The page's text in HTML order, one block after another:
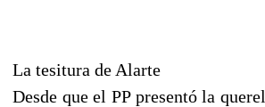
La tesitura de Alarte
Desde que el PP presentó la